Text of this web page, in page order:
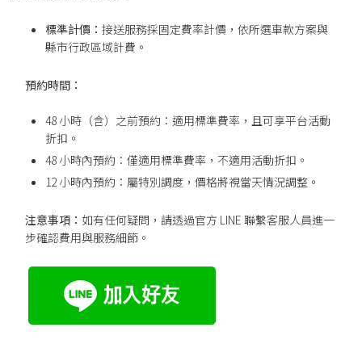
標準計價：接送服務採固定費率計價，依所選車款方案與
縣市行政區域計費。
預約時間：
48 小時（含）之前預約：適用標準費率，且可享平台活動
折扣。
48 小時內預約：僅適用標準費率，不適用活動折扣。
12 小時內預約：屬特別調度，價格將視當天情況調整。
注意事項： 如有任何疑問，請透過官方 LINE 聯繫客服人員進一
步確認費用與服務細節。